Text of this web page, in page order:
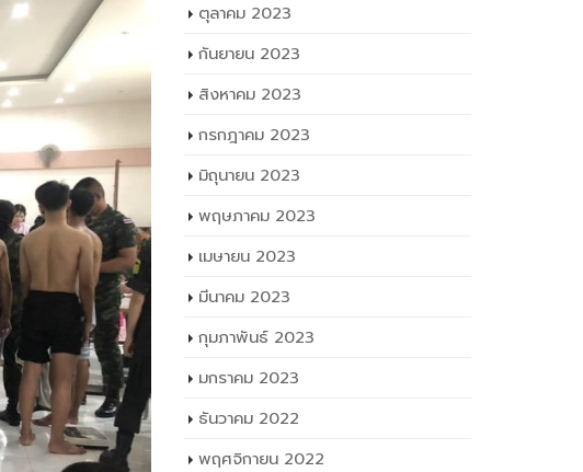
ตุลาคม 2023
กันยายน 2023
สิงหาคม 2023
กรกฎาคม 2023
มิถุนายน 2023
พฤษภาคม 2023
เมษายน 2023
มีนาคม 2023
กุมภาพันธ์ 2023
มกราคม 2023
ธันวาคม 2022
พฤศจิกายน 2022